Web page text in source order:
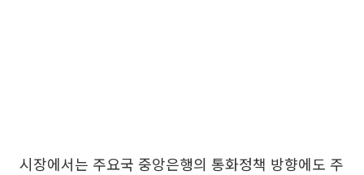
시장에서는 주요국 중앙은행의 통화정책 방향에도 주